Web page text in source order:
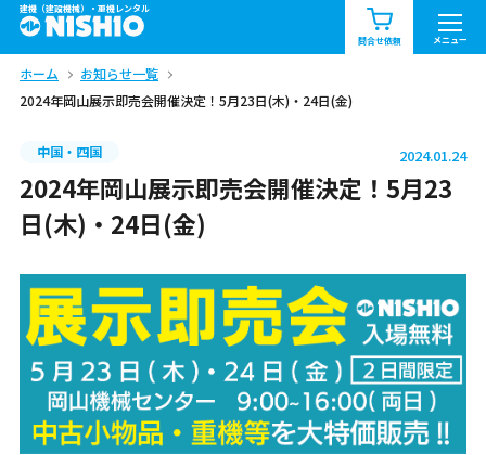
建機（建設機械）・重機レンタル
問合せ依頼 メニュー
商品一覧 お知らせ一覧
問合せ依頼リスト
北海道 東北 関東
中部
九州・沖縄（外部）
ホーム
お知らせ一覧
2024年岡山展示即売会開催決定！5月23日(木)・24日(金)
中国・四国 2024.01.24
2024年岡山展示即売会開催決定！5月23
日(木)・24日(金)